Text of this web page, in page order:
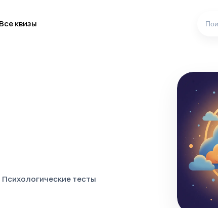
Все квизы
Психологические тесты